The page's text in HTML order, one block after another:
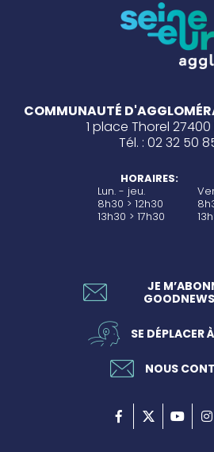
COMMUNAUTÉ
1 place Thorel 27400
Tél. : 02 32 50
HORAIRES:
Lun. - jeu.
8h30 > 12h30
13h30 > 17h30
JE
SE DÉPLACER
NOUS